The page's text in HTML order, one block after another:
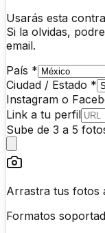
Usarás esta
Si la olvidas,
email.
País *
Ciudad / Estado *
Instagram o
Link a tu perfil
Sube de 3 a 5
Arrastra tus fotos
Formatos